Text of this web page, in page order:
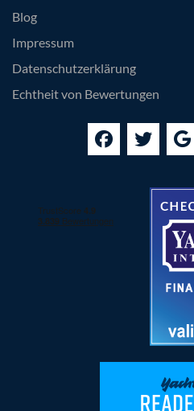
Blog
Impressum
Datenschutzerklärung
Echtheit von Bewertungen